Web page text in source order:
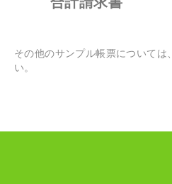
その他のサンプル帳票については、
い。